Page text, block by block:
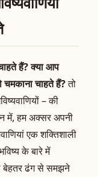
हैं? क्या आप
चाहते हैं?तो
– की
में, हम अक्सर अपनी
एक शक्तिशाली
के बारे में
बेहतर ढंग से समझने